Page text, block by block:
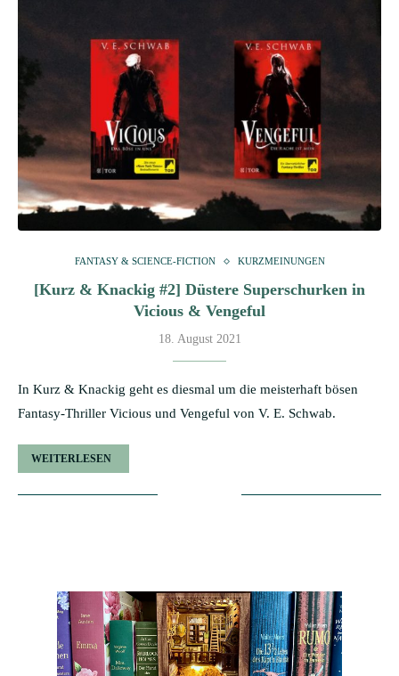
FANTASY & SCIENCE-FICTION KURZMEINUNGEN
[Kurz & Knackig #2] Düstere Superschurken in
Vicious & Vengeful
18. August 2021
In Kurz & Knackig geht es diesmal um die meisterhaft bösen
Fantasy-Thriller Vicious und Vengeful von V. E. Schwab.
WEITERLESEN